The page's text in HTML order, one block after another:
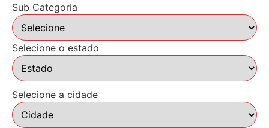
Sub Categoria
Selecione o estado
Selecione a cidade